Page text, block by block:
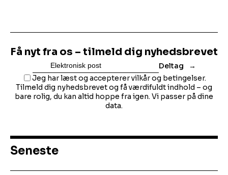
Få nyt fra os – tilmeld dig nyhedsbrevet
Deltag
Jeg har læst og accepterer vilkår og betingelser.
Tilmeld dig nyhedsbrevet og få værdifuldt indhold – og
bare rolig, du kan altid hoppe fra igen. Vi passer på dine
data.
Seneste